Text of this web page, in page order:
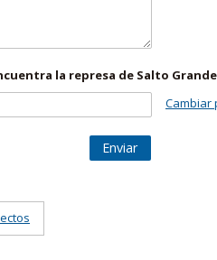
la represa de Salto
Cambiar
Enviar